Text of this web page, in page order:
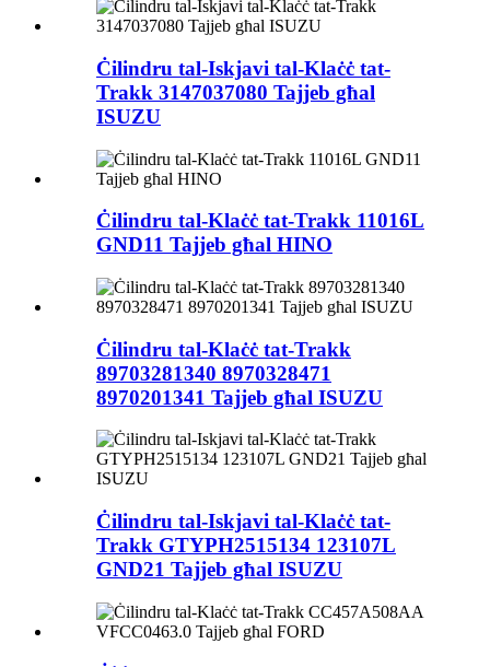
Ċilindru tal-Iskjavi tal-Klaċċ tat-
Trakk 3147037080 Tajjeb għal
ISUZU
Ċilindru tal-Klaċċ tat-Trakk 11016L
GND11 Tajjeb għal HINO
Ċilindru tal-Klaċċ tat-Trakk
89703281340 8970328471
8970201341 Tajjeb għal ISUZU
Ċilindru tal-Iskjavi tal-Klaċċ tat-
Trakk GTYPH2515134 123107L
GND21 Tajjeb għal ISUZU